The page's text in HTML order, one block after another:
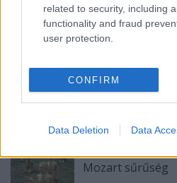
related to security, including
functionality and fraud
user protection.
CONFIRM
Data Deletion Data
Minden bajszos
Szerelmes egy
Mozart sűrűség